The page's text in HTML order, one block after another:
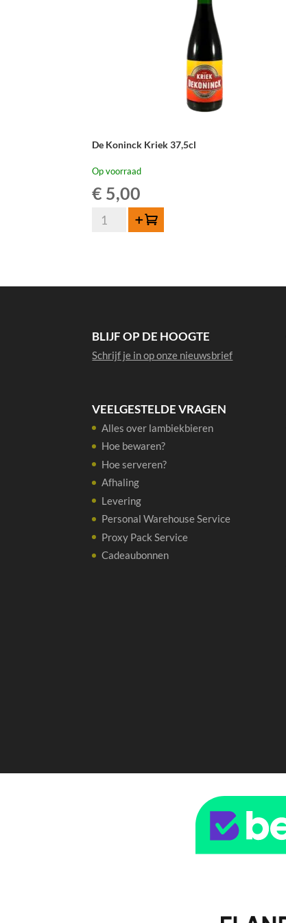
De Koninck Kriek 37,5cl
Op voorraad
€ 5,00
De
Toevoegen
BLIJF OP DE HOOGTE
Schrijf je in op onze nieuwsbrief
VEELGESTELDE VRAGEN
Alles over lambiekbieren
Hoe bewaren?
Hoe serveren?
Afhaling
Levering
Personal Warehouse Service
Proxy Pack Service
Cadeaubonnen